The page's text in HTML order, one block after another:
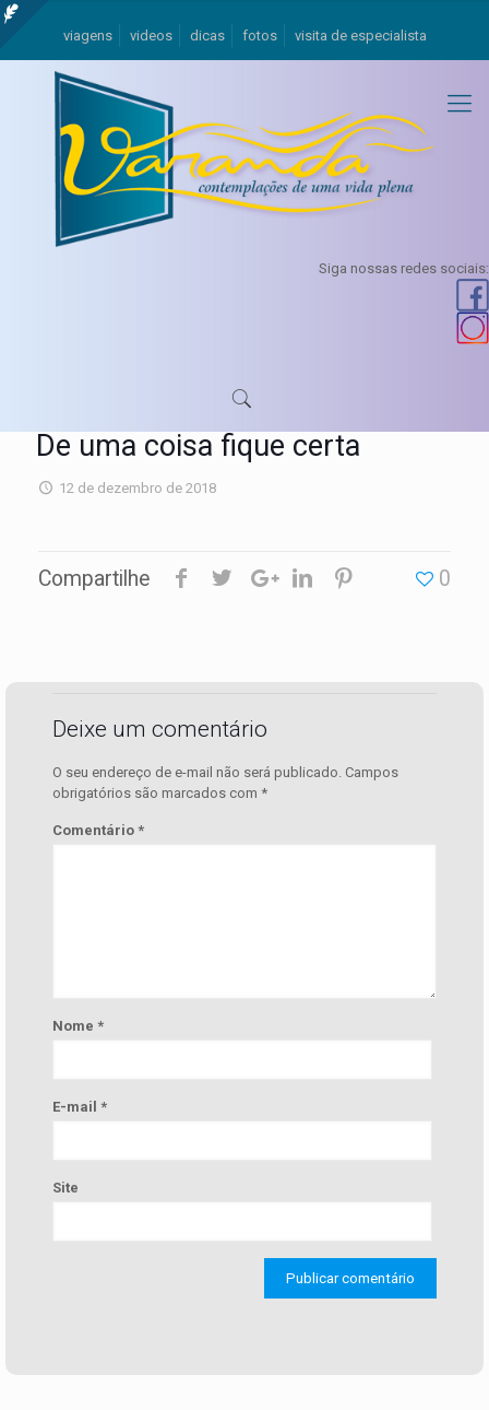
viagens videos dicas fotos visita de especialista
Siga nossas redes sociais:
De uma coisa fique certa
12 de dezembro de 2018
Compartilhe 0
Deixe um comentário
O seu endereço de e-mail não será publicado. Campos
obrigatórios são marcados com *
Comentário *
Nome *
E-mail *
Site